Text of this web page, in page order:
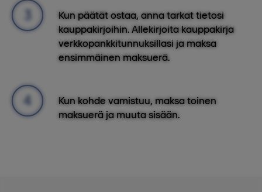
Kun päätät ostaa, anna tarkat tietosi
kauppakirjoihin. Allekirjoita kauppakirja
verkkopankkitunnuksillasi ja maksa
ensimmäinen maksuerä.
Kun kohde vamistuu, maksa toinen
maksuerä ja muuta sisään.